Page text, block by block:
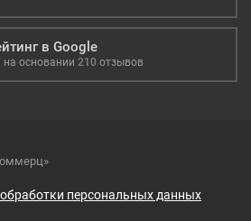
в Google
на основании 210 отзывов
персональных данных